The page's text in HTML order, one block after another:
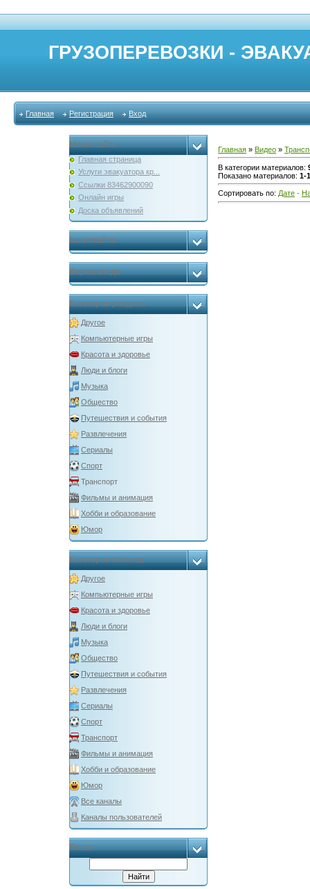
ГРУЗОПЕРЕВОЗКИ -
Главная Регистрация Вход
Меню сайта
Главная страница
Услуги эвакуатора кр...
Ссылки 83462900090
Онлайн игры
Доска объявлений
мы в скайпе
Форма входа
Категории раздела
Другое
Компьютерные игры
Красота и здоровье
Люди и блоги
Музыка
Общество
Путешествия и события
Развлечения
Сериалы
Спорт
Транспорт
Фильмы и анимация
Хобби и образование
Юмор
Категории каналов
Другое
Компьютерные игры
Красота и здоровье
Люди и блоги
Музыка
Общество
Путешествия и события
Развлечения
Сериалы
Спорт
Транспорт
Фильмы и анимация
Хобби и образование
Юмор
Все каналы
Каналы пользователей
Поиск
Главная » Видео »
В категории материалов:
Показано материалов: 1-
Сортировать по: Дате ·